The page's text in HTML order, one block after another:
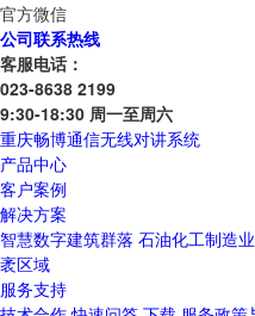
官方微信
公司联系热线
客服电话：
023-8638 2199
9:30-18:30 周一至周六
重庆畅博通信无线对讲系统
产品中心
客户案例
解决方案
智慧数字建筑群落 石油化工制造业
袤区域
服务支持